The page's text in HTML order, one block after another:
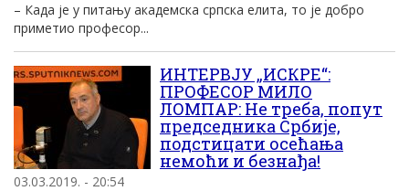
– Када је у питању академска српска елита, то је добро
приметио професор...
ИНТЕРВЈУ „ИСКРЕ“:
ПРОФЕСОР МИЛО
ЛОМПАР: Не треба, попут
председника Србије,
подстицати осећања
немоћи и безнађа!
03.03.2019. - 20:54